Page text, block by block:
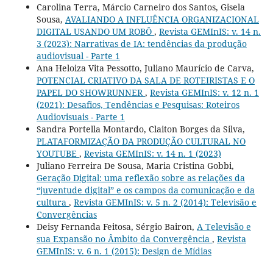
Carolina Terra, Márcio Carneiro dos Santos, Gisela
Sousa, AVALIANDO A INFLUÊNCIA ORGANIZACIONAL
DIGITAL USANDO UM ROBÔ , Revista GEMInIS: v. 14 n.
3 (2023): Narrativas de IA: tendências da produção
audiovisual - Parte 1
Ana Heloiza Vita Pessotto, Juliano Maurício de Carva,
POTENCIAL CRIATIVO DA SALA DE ROTEIRISTAS E O
PAPEL DO SHOWRUNNER , Revista GEMInIS: v. 12 n. 1
(2021): Desafios, Tendências e Pesquisas: Roteiros
Audiovisuais - Parte 1
Sandra Portella Montardo, Claiton Borges da Silva,
PLATAFORMIZAÇÃO DA PRODUÇÃO CULTURAL NO
YOUTUBE , Revista GEMInIS: v. 14 n. 1 (2023)
Juliano Ferreira De Sousa, Maria Cristina Gobbi,
Geração Digital: uma reflexão sobre as relações da
“juventude digital” e os campos da comunicação e da
cultura , Revista GEMInIS: v. 5 n. 2 (2014): Televisão e
Convergências
Deisy Fernanda Feitosa, Sérgio Bairon, A Televisão e
sua Expansão no Âmbito da Convergência , Revista
GEMInIS: v. 6 n. 1 (2015): Design de Mídias